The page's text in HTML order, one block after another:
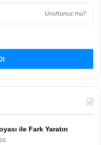
Unuttunuz mu?
ile Fark Yaratın